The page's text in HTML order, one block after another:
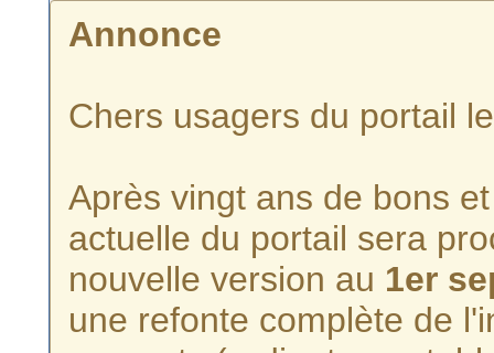
Annonce
Chers usagers du portail
Après vingt ans de bons
actuelle du portail sera
nouvelle version au 1er
une refonte complète de